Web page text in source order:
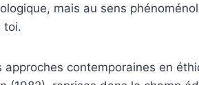
mais au sens
toi.
approches contemporaines en